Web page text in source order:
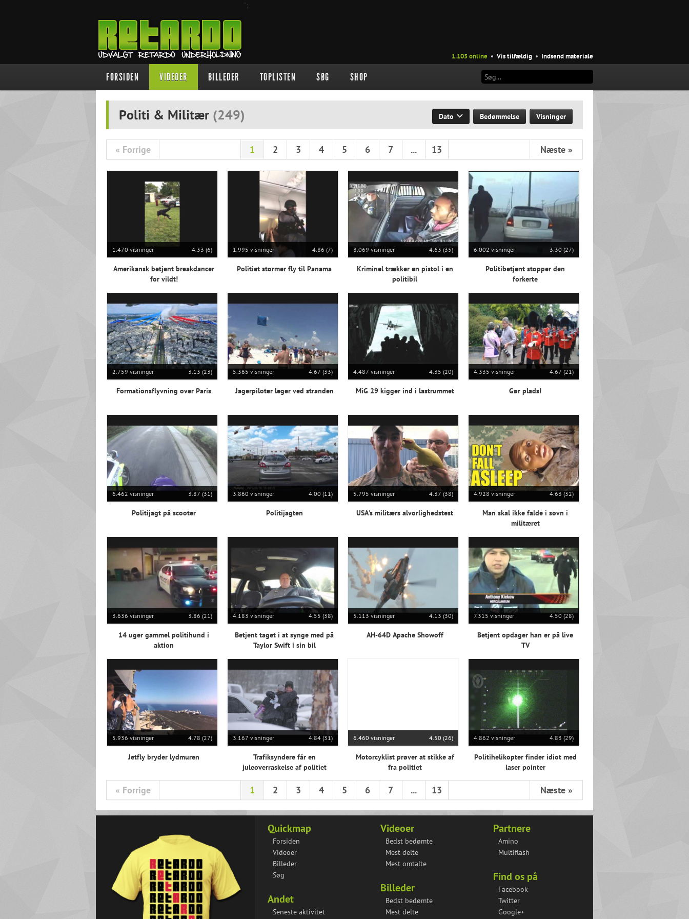
";
1.105 online • Vis tilfældig • Indsend materiale
FORSIDEN VIDEOER BILLEDER TOPLISTEN SØG SHOP
Politi & Militær (249) Dato Bedømmelse Visninger
« Forrige 1 2 3 4 5 6 7 ... 13 Næste »
1.470 visninger 4.33 (6)
Amerikansk betjent breakdancer
for vildt!
1.995 visninger 4.86 (7)
Politiet stormer fly til Panama
8.069 visninger 4.63 (35)
Kriminel trækker en pistol i en
politibil
6.002 visninger 3.30 (27)
Politibetjent stopper den
forkerte
2.759 visninger 3.13 (23)
Formationsflyvning over Paris
5.365 visninger 4.67 (33)
Jagerpiloter leger ved stranden
4.487 visninger 4.35 (20)
MiG 29 kigger ind i lastrummet
4.335 visninger 4.67 (21)
Gør plads!
6.462 visninger 3.87 (31)
Politijagt på scooter
3.860 visninger 4.00 (11)
Politijagten
5.795 visninger 4.37 (38)
USA's militærs alvorlighedstest
4.928 visninger 4.63 (32)
Man skal ikke falde i søvn i
militæret
3.636 visninger 3.86 (21)
14 uger gammel politihund i
aktion
4.183 visninger 4.55 (38)
Betjent taget i at synge med på
Taylor Swift i sin bil
5.113 visninger 4.13 (30)
AH-64D Apache Showoff
7.315 visninger 4.50 (28)
Betjent opdager han er på live
TV
5.936 visninger 4.78 (27)
Jetfly bryder lydmuren
3.167 visninger 4.84 (31)
Trafiksyndere får en
juleoverraskelse af politiet
6.460 visninger 4.50 (26)
Motorcyklist prøver at stikke af
fra politiet
4.862 visninger 4.83 (29)
Politihelikopter finder idiot med
laser pointer
« Forrige 1 2 3 4 5 6 7 ... 13 Næste »
Partnere
Amino
Multiflash
Find os på
Facebook
Twitter
Google+
Videoer
Bedst bedømte
Mest delte
Mest omtalte
Billeder
Bedst bedømte
Mest delte
Quickmap
Forsiden
Videoer
Billeder
Søg
Andet
Seneste aktivitet